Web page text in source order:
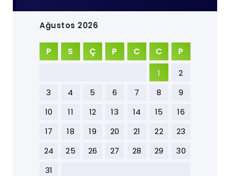
Ağustos 2026
P S Ç P C C P
1
2
3
4 5 6 7 8
9
10
11 12 13 14 15
16
17
18 19 20 21 22
23
24
25 26 27 28 29
30
31